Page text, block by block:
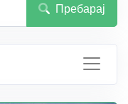
Пребарај